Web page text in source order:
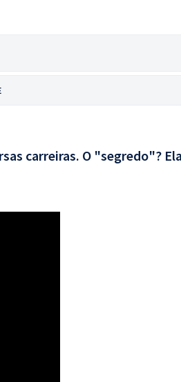
carreiras. O "segredo"?